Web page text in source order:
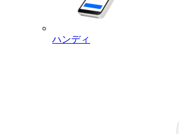
ハンディ